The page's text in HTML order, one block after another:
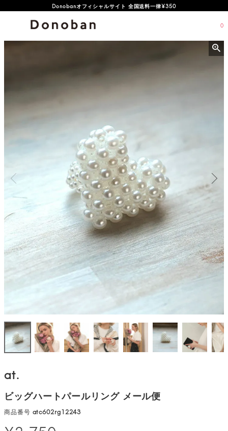
オフィシャルサイト新規会員登録特典 500ポイントプレゼント
0
at.
ビッグハートパールリング メール便
商品番号 atc602rg12243